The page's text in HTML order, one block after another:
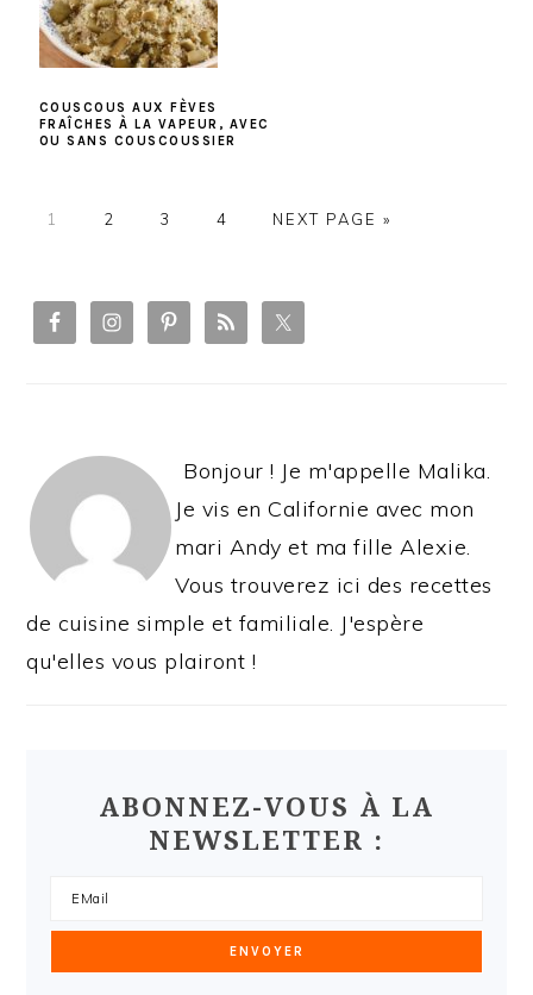
COUSCOUS AUX FÈVES
FRAÎCHES À LA VAPEUR, AVEC
OU SANS COUSCOUSSIER
PAGE
1 PAGE
2 PAGE
3 PAGE
4 NEXT PAGE »
SIDEBAR
Bonjour ! Je m'appelle Malika.
Je vis en Californie avec mon
mari Andy et ma fille Alexie.
Vous trouverez ici des recettes
de cuisine simple et familiale. J'espère
qu'elles vous plairont !
ABONNEZ-VOUS À LA
NEWSLETTER :